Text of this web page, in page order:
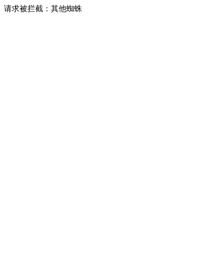
请求被拦截：其他蜘蛛